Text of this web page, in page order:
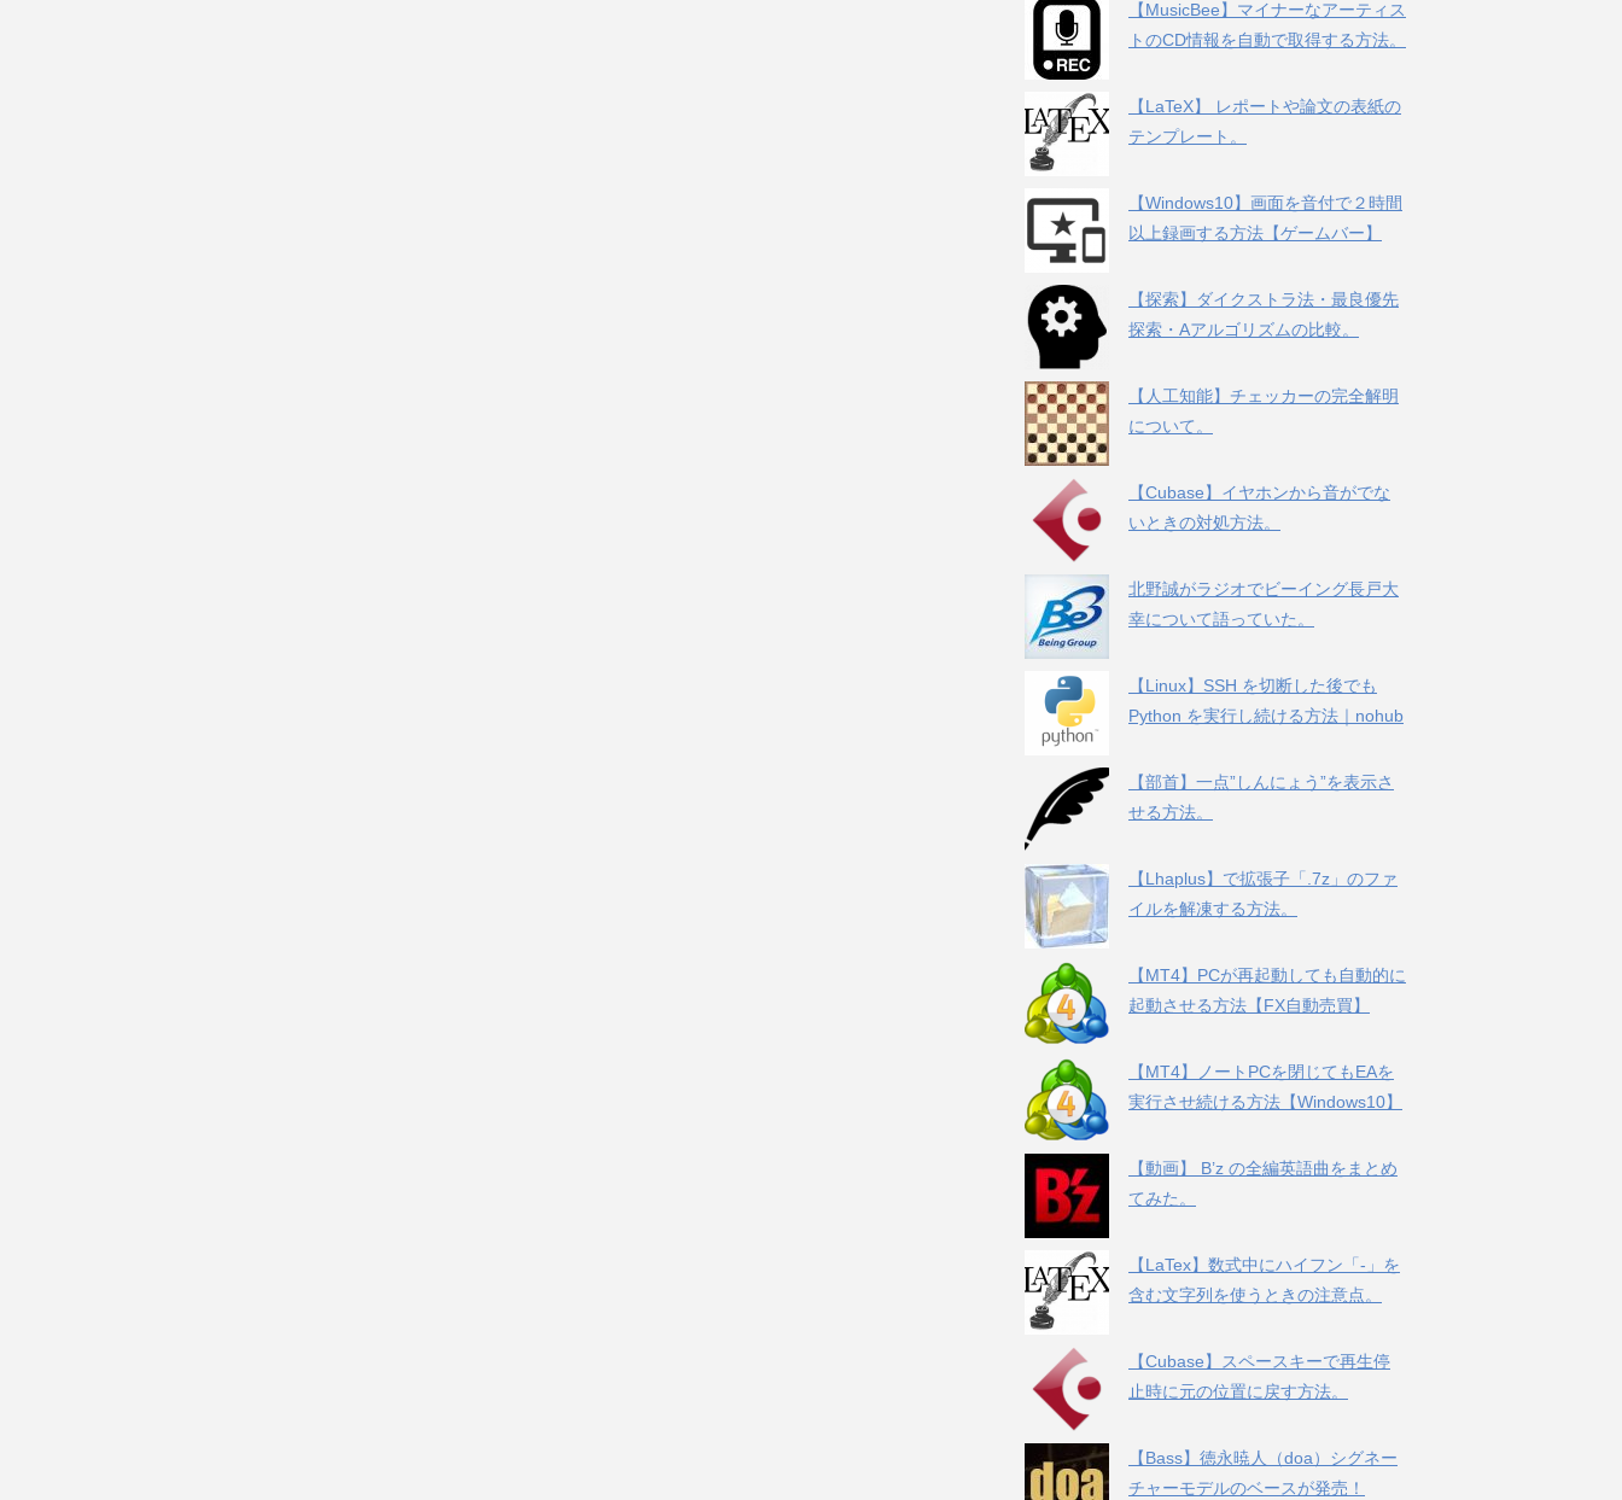
【MusicBee】マイナーなアーティス
トのCD情報を自動で取得する方法。
【LaTeX】 レポートや論文の表紙の
テンプレート。
【Windows10】画面を音付で２時間
以上録画する方法【ゲームバー】
【探索】ダイクストラ法・最良優先
探索・Aアルゴリズムの比較。
【人工知能】チェッカーの完全解明
について。
【Cubase】イヤホンから音がでな
いときの対処方法。
北野誠がラジオでビーイング長戸大
幸について語っていた。
【Linux】SSH を切断した後でも
Python を実行し続ける方法｜nohub
【部首】一点”しんにょう”を表示さ
せる方法。
【Lhaplus】で拡張子「.7z」のファ
イルを解凍する方法。
【MT4】PCが再起動しても自動的に
起動させる方法【FX自動売買】
【MT4】ノートPCを閉じてもEAを
実行させ続ける方法【Windows10】
【動画】 B’z の全編英語曲をまとめ
てみた。
【LaTex】数式中にハイフン「-」を
含む文字列を使うときの注意点。
【Cubase】スペースキーで再生停
止時に元の位置に戻す方法。
【Bass】徳永暁人（doa）シグネー
チャーモデルのベースが発売！